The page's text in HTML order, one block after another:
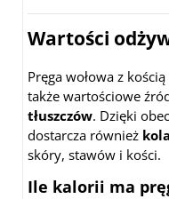
Wartości
Pręga wołowa z
także wartościowe
tłuszczów. Dzięki
dostarcza również
skóry, stawów i kości.
Ile kalorii ma